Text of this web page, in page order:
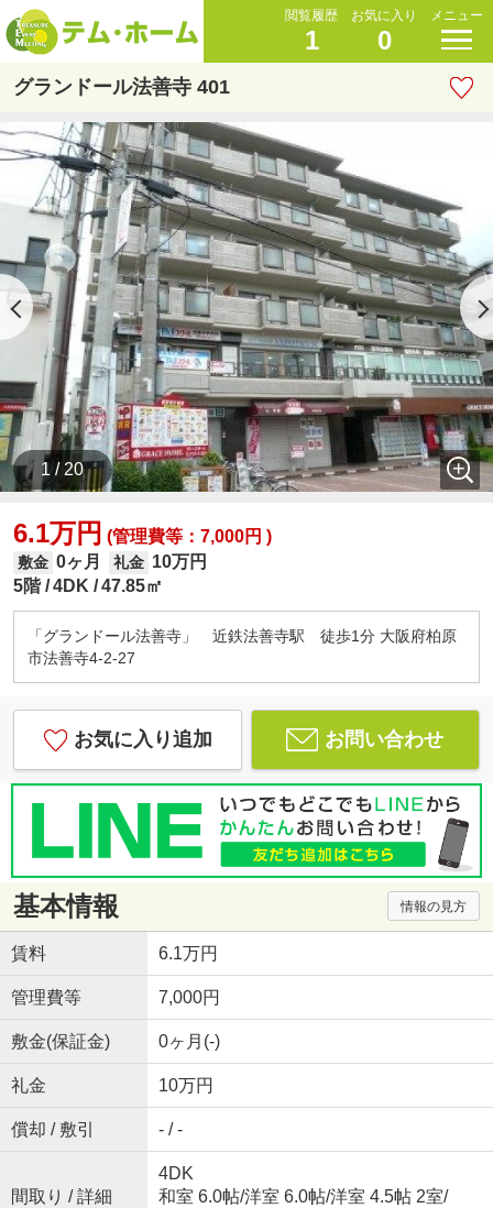
閲覧履歴
1
お気に入り
0
メニュー
グランドール法善寺 401
1 / 20
6.1万円 (管理費等：7,000円 )
敷金 0ヶ月 礼金 10万円
5階 4DK 47.85㎡
「グランドール法善寺」 近鉄法善寺駅 徒歩1分 大阪府柏原
市法善寺4-2-27
お気に入り追加 お問い合わせ
基本情報 情報の見方
賃料 6.1万円
管理費等 7,000円
敷金(保証金) 0ヶ月(-)
礼金 10万円
償却 / 敷引 - / -
間取り / 詳細
4DK
和室 6.0帖/洋室 6.0帖/洋室 4.5帖 2室/